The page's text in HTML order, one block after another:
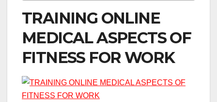
TRAINING ONLINE
MEDICAL ASPECTS OF
FITNESS FOR WORK